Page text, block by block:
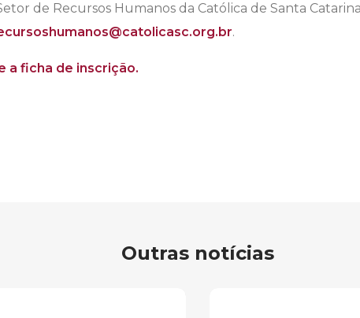
de Recursos Humanos da Católica de Santa
.
a ficha de inscrição.
Outras notícias